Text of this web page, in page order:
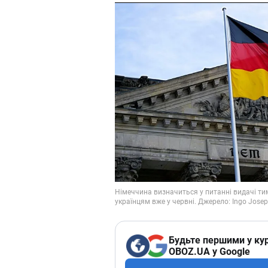
Будьте першими у
OBOZ.UA у Google